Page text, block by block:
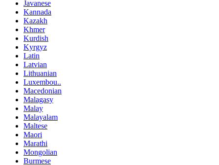
Javanese
Kannada
Kazakh
Khmer
Kurdish
Kyrgyz
Latin
Latvian
Lithuanian
Luxembou..
Macedonian
Malagasy
Malay
Malayalam
Maltese
Maori
Marathi
Mongolian
Burmese